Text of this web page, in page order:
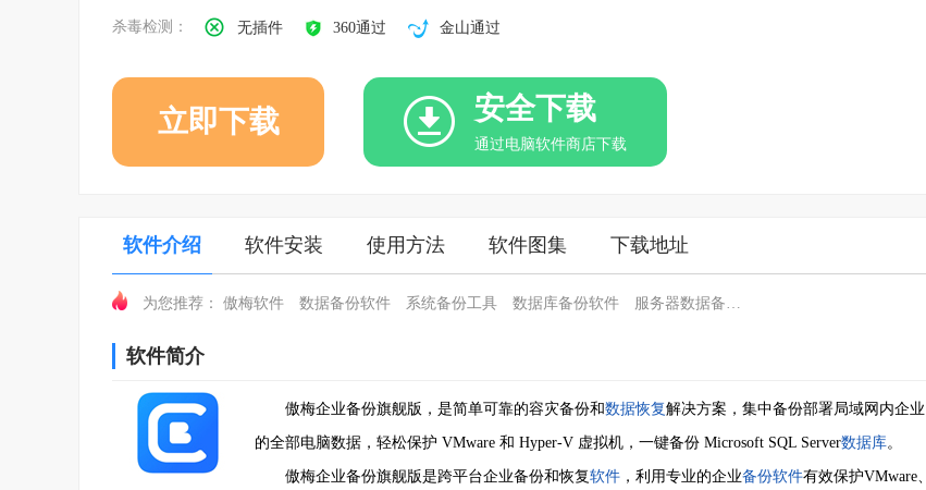
杀毒检测： 无插件 360通过 金山通过
立即下载 安全下载
通过电脑软件商店下载
软件介绍 软件安装 使用方法 软件图集 下载地址
为您推荐： 傲梅软件 数据备份软件 系统备份工具 数据库备份软件
软件简介
傲梅企业备份旗舰版，是简单可靠的容灾备份和数据恢复解决方案，集中备份部署局域网内企业
的全部电脑数据，轻松保护 VMware 和 Hyper-V 虚拟机，一键备份 Microsoft SQL Server数据库。
傲梅企业备份旗舰版是跨平台企业备份和恢复软件 ，利用专业的企业备份软件有效保护VMware、